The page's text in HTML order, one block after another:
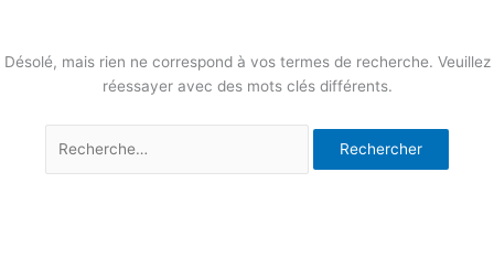
Désolé, mais rien ne correspond à vos termes de recherche. Veuillez
réessayer avec des mots clés différents.